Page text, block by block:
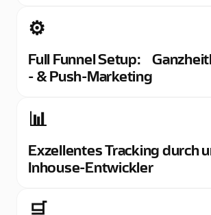
⚙️
Full Funnel Setup:
- & Push-Marketing
📊
Exzellentes Tracking durch
Inhouse-Entwickler
🛒